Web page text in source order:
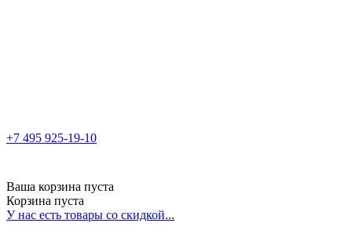
+7 495 925-19-10
Ваша корзина пуста
Корзина пуста
У нас есть товары со скидкой...